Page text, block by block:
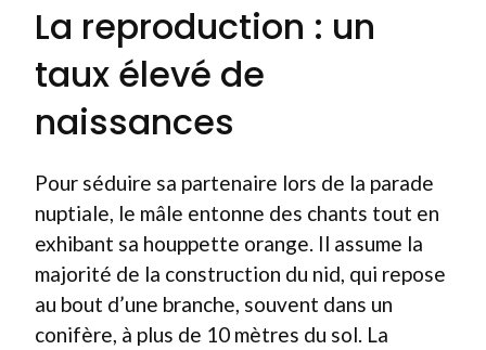
La reproduction : un
taux élevé de
naissances
Pour séduire sa partenaire lors de la parade
nuptiale, le mâle entonne des chants tout en
exhibant sa houppette orange. Il assume la
majorité de la construction du nid, qui repose
au bout d’une branche, souvent dans un
conifère, à plus de 10 mètres du sol. La